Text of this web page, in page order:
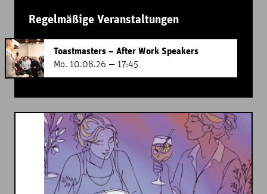
Regelmäßige Veranstaltungen
Toastmasters – After Work Speakers
Mo. 10.08.26 — 17:45